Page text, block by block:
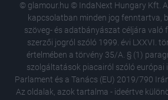
© glamour.hu © IndaNext Hungary Kft.
kapcsolatban minden jog fenntartva,
szöveg- és adatbányászat céljára való
szerzői jogról szóló 1999. évi LXXVI.
értelmében a törvény 35/A. § (1)
szolgáltatások piacairól szóló európai
Parlament és a Tanács (EU) 2019/790
Az oldalak, azok tartalma - ideértve